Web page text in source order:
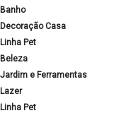
Banho
Decoração Casa
Linha Pet
Beleza
Jardim e Ferramentas
Lazer
Linha Pet